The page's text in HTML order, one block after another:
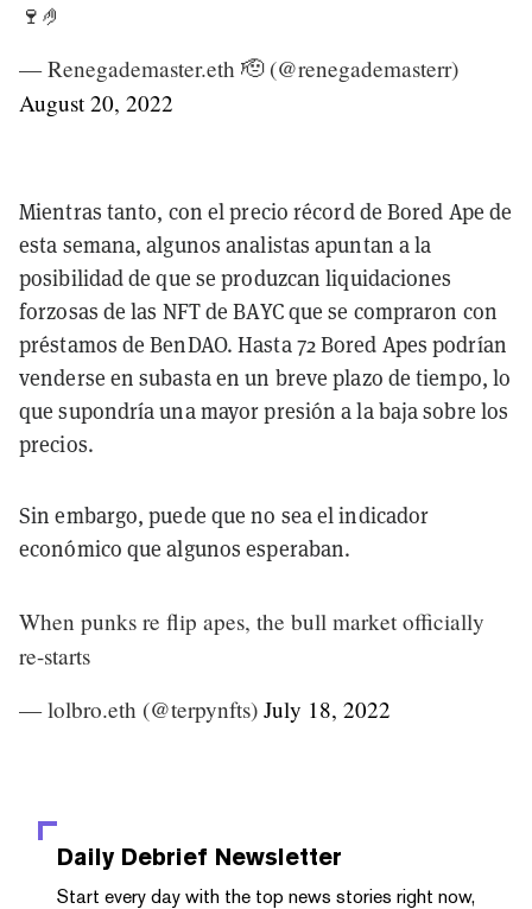
🍷🤌
— Renegademaster.eth 🫡 (@renegademasterr)
August 20, 2022
Mientras tanto, con el precio récord de Bored Ape de
esta semana, algunos analistas apuntan a la
posibilidad de que se produzcan liquidaciones
forzosas de las NFT de BAYC que se compraron con
préstamos de BenDAO. Hasta 72 Bored Apes podrían
venderse en subasta en un breve plazo de tiempo, lo
que supondría una mayor presión a la baja sobre los
precios.
Sin embargo, puede que no sea el indicador
económico que algunos esperaban.
When punks re flip apes, the bull market officially
re-starts
— lolbro.eth (@terpynfts) July 18, 2022
Daily Debrief Newsletter
Start every day with the top news stories right now,